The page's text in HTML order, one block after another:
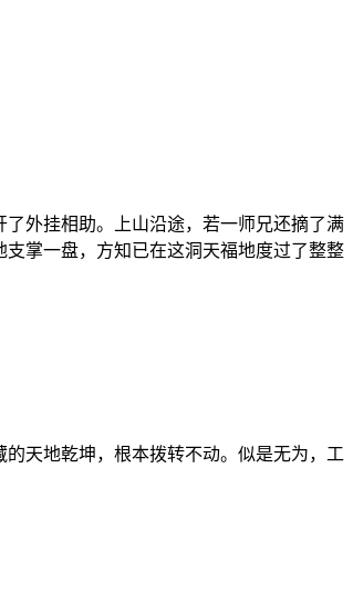
外挂相助。上山沿途，若一师兄还摘了满
掌一盘，方知已在这洞天福地度过了整整
天地乾坤，根本拨转不动。似是无为，工